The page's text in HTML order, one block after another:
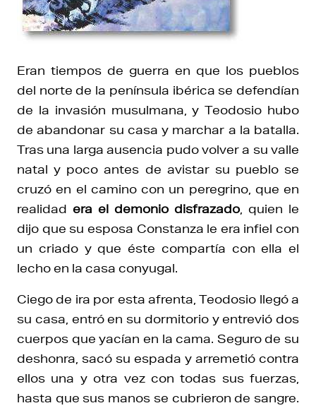
Eran tiempos de guerra en que los pueblos
del norte de la península ibérica se defendían
de la invasión musulmana, y Teodosio hubo
de abandonar su casa y marchar a la batalla.
Tras una larga ausencia pudo volver a su valle
natal y poco antes de avistar su pueblo se
cruzó en el camino con un peregrino, que en
realidad era el demonio disfrazado , quien le
dijo que su esposa Constanza le era infiel con
un criado y que éste compartía con ella el
lecho en la casa conyugal.
Ciego de ira por esta afrenta, Teodosio llegó a
su casa, entró en su dormitorio y entrevió dos
cuerpos que yacían en la cama. Seguro de su
deshonra, sacó su espada y arremetió contra
ellos una y otra vez con todas sus fuerzas,
hasta que sus manos se cubrieron de sangre.